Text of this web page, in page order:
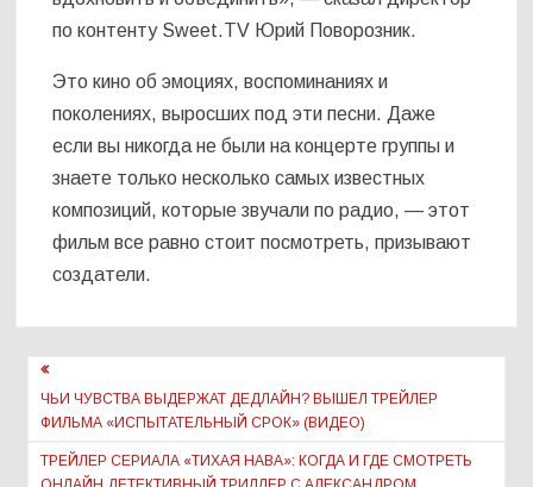
по контенту Sweet.TV Юрий Поворозник.
Это кино об эмоциях, воспоминаниях и
поколениях, выросших под эти песни. Даже
если вы никогда не были на концерте группы и
знаете только несколько самых известных
композиций, которые звучали по радио, — этот
фильм все равно стоит посмотреть, призывают
создатели.
Навигация
по
записям
ЧЬИ ЧУВСТВА ВЫДЕРЖАТ ДЕДЛАЙН? ВЫШЕЛ ТРЕЙЛЕР
ФИЛЬМА «ИСПЫТАТЕЛЬНЫЙ СРОК» (ВИДЕО)
ТРЕЙЛЕР СЕРИАЛА «ТИХАЯ НАВА»: КОГДА И ГДЕ СМОТРЕТЬ